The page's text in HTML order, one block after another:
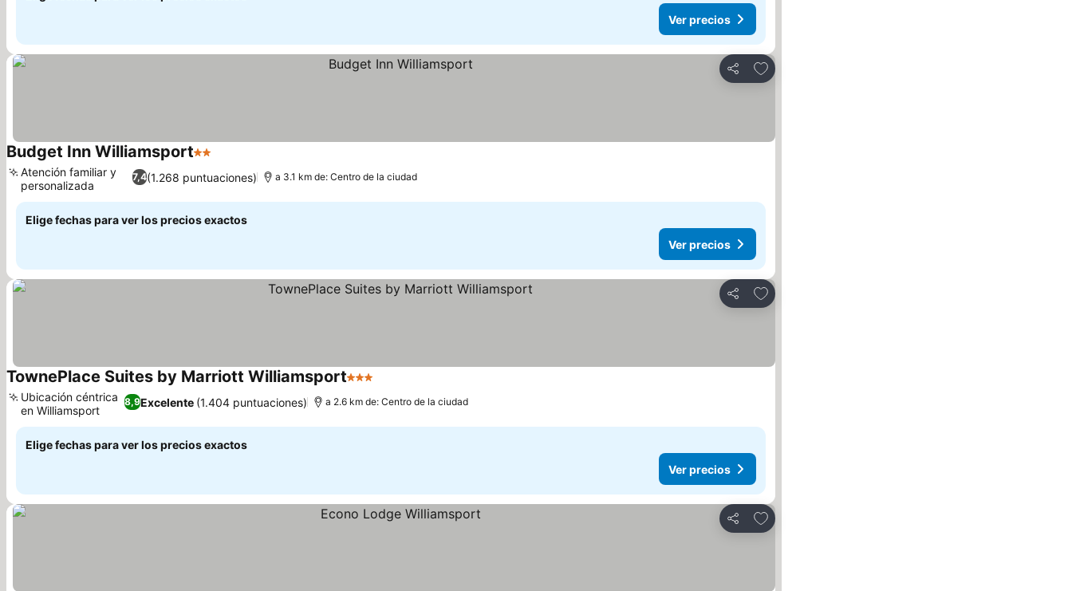
Ver precios
Compartir
Agregar a favoritos
Budget Inn Williamsport2 Estrellas
7,4(1.268 puntuaciones)
Atención familiar y
personalizada
a 3.1 km de: Centro de la ciudad
Elige fechas para ver los precios exactos
Ver precios
Compartir
Agregar a favoritos
TownePlace Suites by Marriott Williamsport3 Estrellas
8,9Excelente (1.404 puntuaciones)
Ubicación céntrica
en Williamsport
a 2.6 km de: Centro de la ciudad
Elige fechas para ver los precios exactos
Ver precios
Compartir
Agregar a favoritos